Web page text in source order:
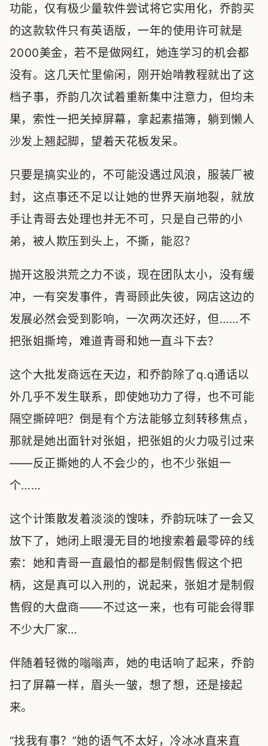
功能，仅有极少量软件尝试将它实用化，乔韵买
的这款软件只有英语版，一年的使用许可就是
2000美金，若不是做网红，她连学习的机会都
没有。这几天忙里偷闲，刚开始啃教程就出了这
档子事，乔韵几次试着重新集中注意力，但均未
果，索性一把关掉屏幕，拿起素描簿，躺到懒人
沙发上翘起脚，望着天花板发呆。
只要是搞实业的，不可能没遇过风浪，服装厂被
封，这点事还不足以让她的世界天崩地裂，就放
手让青哥去处理也并无不可，只是自己带的小
弟，被人欺压到头上，不撕，能忍？
抛开这股洪荒之力不谈，现在团队太小，没有缓
冲，一有突发事件，青哥顾此失彼，网店这边的
发展必然会受到影响，一次两次还好，但……不
把张姐撕垮，难道青哥和她一直斗下去？
这个大批发商远在天边，和乔韵除了q.q通话以
外几乎不发生联系，即使她功力了得，也不可能
隔空撕碎吧？倒是有个方法能够立刻转移焦点，
那就是她出面针对张姐，把张姐的火力吸引过来
——反正撕她的人不会少的，也不少张姐一
个……
这个计策散发着淡淡的馊味，乔韵玩味了一会又
放下了，她闭上眼漫无目的地搜索着最零碎的线
索：她和青哥一直最怕的都是制假售假这个把
柄，这是真可以入刑的，说起来，张姐才是制假
售假的大盘商——不过这一来，也有可能会得罪
不少大厂家…
伴随着轻微的嗡嗡声，她的电话响了起来，乔韵
扫了屏幕一样，眉头一皱，想了想，还是接起
来。
“找我有事？”她的语气不太好，冷冰冰直来直